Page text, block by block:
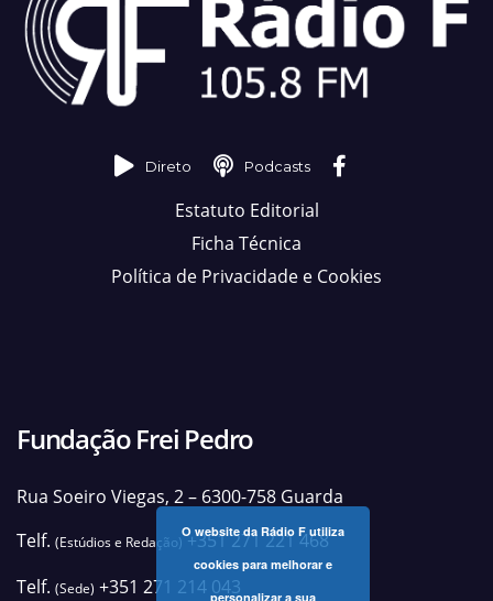
Direto Podcasts
Estatuto Editorial
Ficha Técnica
Política de Privacidade e Cookies
Fundação Frei Pedro
Rua Soeiro Viegas, 2 – 6300-758 Guarda
Telf. (Estúdios e Redação)+351 271 221 468
Telf. (Sede) +351 271 214 043
O website da Rádio F utiliza
cookies para melhorar e
personalizar a sua